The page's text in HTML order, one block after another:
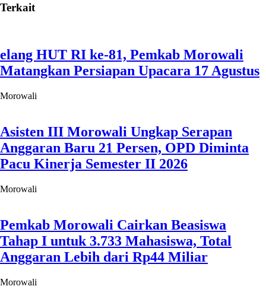
Terkait
elang HUT RI ke-81, Pemkab Morowali
Matangkan Persiapan Upacara 17 Agustus
Morowali
Asisten III Morowali Ungkap Serapan
Anggaran Baru 21 Persen, OPD Diminta
Pacu Kinerja Semester II 2026
Morowali
Pemkab Morowali Cairkan Beasiswa
Tahap I untuk 3.733 Mahasiswa, Total
Anggaran Lebih dari Rp44 Miliar
Morowali